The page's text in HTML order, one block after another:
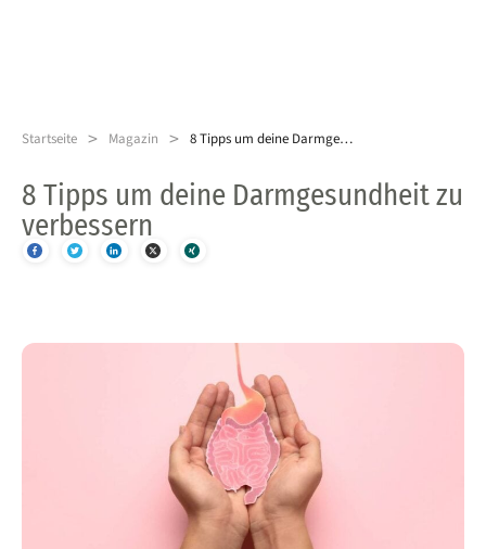
Startseite > Magazin > 8 Tipps um deine Darmgesundheit zu verbessern
8 Tipps um deine Darmgesundheit zu
verbessern